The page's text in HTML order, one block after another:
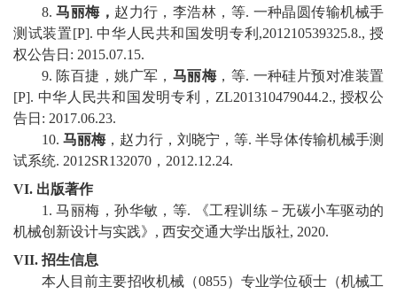
8.马丽梅， 赵力行，李浩林，等. 一种晶圆传输机械手
测试装置[P]. 中华人民共和国发明专利 ,201210539325.8.,授
权公告日 : 2015.07.15.
9. 陈百捷，姚广军， 马丽梅，等. 一种硅片预对准装置
[P]. 中华人民共和国发明专利， ZL201310479044.2., 授权公
告日 : 2017.06.23.
10.马丽梅，赵力行，刘晓宁，等.半导体传输机械手测
试系统. 2012SR132070 ， 2012.12.24.
VI. 出版著作
1.马丽梅，孙华敏，等.
《工程训练－无碳小车驱动的
机械创新设计与实践》 , 西安交通大学出版社, 2020.
VII. 招生信息
本人目前主要招收机械（0855）专业学位硕士（机械工